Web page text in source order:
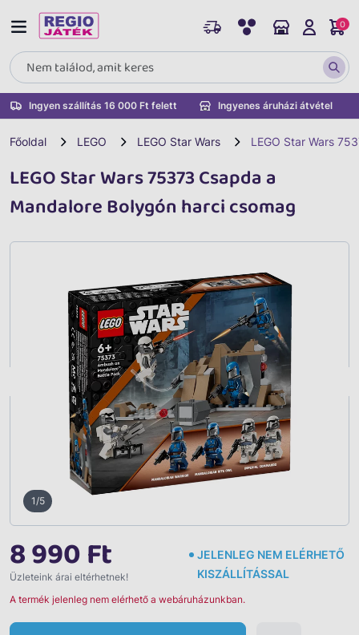
Ingyen szállítás 16 000 Ft felett Ingyenes áruházi átvétel
0
Főoldal LEGO LEGO Star Wars LEGO Star Wars
LEGO Star Wars 75373 Csapda a
Mandalore Bolygón harci csomag
Vissza
1/5
8 990 Ft
Üzleteink árai eltérhetnek!
JELENLEG NEM ELÉRHETŐ
KISZÁLLÍTÁSSAL
A termék jelenleg nem elérhető a webáruházunkban.